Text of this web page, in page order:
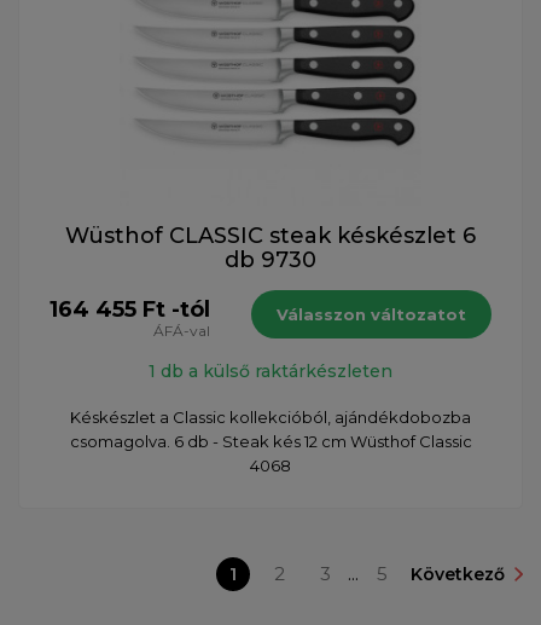
Wüsthof CLASSIC steak késkészlet 6
db 9730
164 455 Ft -tól
ÁFÁ-val
Válasszon változatot
1 db a külső raktárkészleten
Késkészlet a Classic kollekcióból, ajándékdobozba
csomagolva. 6 db - Steak kés 12 cm Wüsthof Classic
4068
1 2 3 ... 5 Következő